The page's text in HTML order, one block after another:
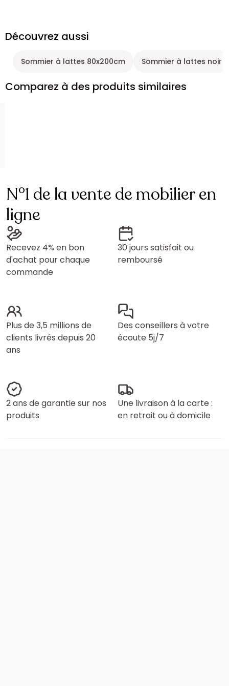
Découvrez aussi
Sommier à lattes 80x200cm Sommier à lattes noir
Comparez à des produits similaires
N°1 de la vente de mobilier en
ligne
Recevez 4% en bon
d'achat pour chaque
commande
30 jours satisfait ou
remboursé
Plus de 3,5 millions de
clients livrés depuis 20
ans
Des conseillers à votre
écoute 5j/7
2 ans de garantie sur nos
produits
Une livraison à la carte :
en retrait ou à domicile